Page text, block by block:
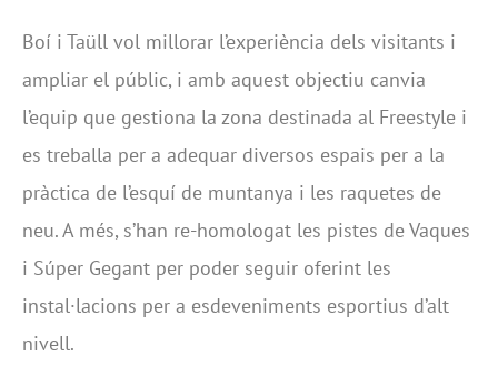
Boí i Taüll vol millorar l’experiència dels visitants i
ampliar el públic, i amb aquest objectiu canvia
l’equip que gestiona la zona destinada al Freestyle i
es treballa per a adequar diversos espais per a la
pràctica de l’esquí de muntanya i les raquetes de
neu. A més, s’han re-homologat les pistes de Vaques
i Súper Gegant per poder seguir oferint les
instal·lacions per a esdeveniments esportius d’alt
nivell.